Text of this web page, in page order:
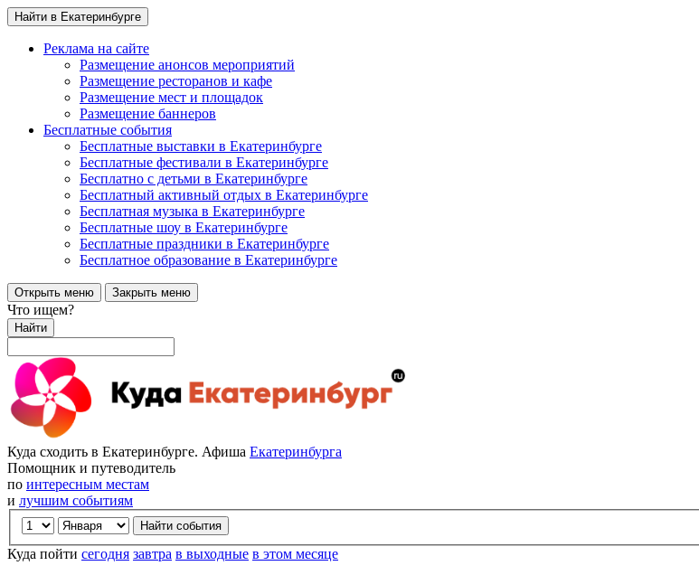
Найти в Екатеринбурге
Реклама на сайте
Размещение анонсов мероприятий
Размещение ресторанов и кафе
Размещение мест и площадок
Размещение баннеров
Бесплатные события
Бесплатные выставки в Екатеринбурге
Бесплатные фестивали в Екатеринбурге
Бесплатно с детьми в Екатеринбурге
Бесплатный активный отдых в Екатеринбурге
Бесплатная музыка в Екатеринбурге
Бесплатные шоу в Екатеринбурге
Бесплатные праздники в Екатеринбурге
Бесплатное образование в Екатеринбурге
Открыть меню Закрыть меню
Что ищем?
Найти
Куда сходить в Екатеринбурге. Афиша Екатеринбурга
Помощник и путеводитель
по интересным местам
и лучшим событиям
Куда пойти сегодня завтра в выходные в этом месяце